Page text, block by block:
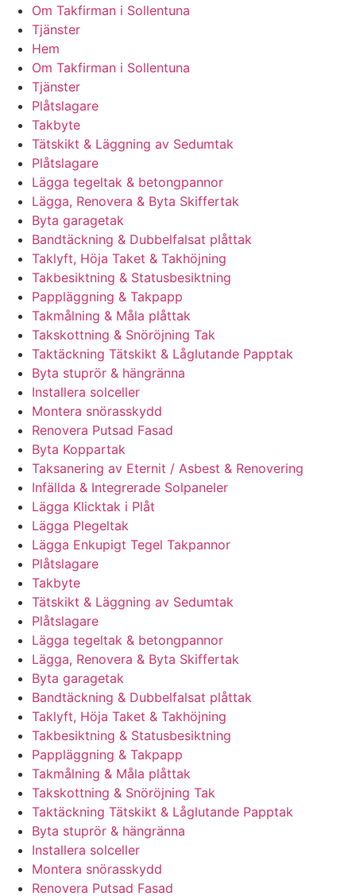
Om Takfirman i Sollentuna
Tjänster
Hem
Om Takfirman i Sollentuna
Tjänster
Plåtslagare
Takbyte
Tätskikt & Läggning av Sedumtak
Plåtslagare
Lägga tegeltak & betongpannor
Lägga, Renovera & Byta Skiffertak
Byta garagetak
Bandtäckning & Dubbelfalsat plåttak
Taklyft, Höja Taket & Takhöjning
Takbesiktning & Statusbesiktning
Pappläggning & Takpapp
Takmålning & Måla plåttak
Takskottning & Snöröjning Tak
Taktäckning Tätskikt & Låglutande Papptak
Byta stuprör & hängränna
Installera solceller
Montera snörasskydd
Renovera Putsad Fasad
Byta Koppartak
Taksanering av Eternit / Asbest & Renovering
Infällda & Integrerade Solpaneler
Lägga Klicktak i Plåt
Lägga Plegeltak
Lägga Enkupigt Tegel Takpannor
Plåtslagare
Takbyte
Tätskikt & Läggning av Sedumtak
Plåtslagare
Lägga tegeltak & betongpannor
Lägga, Renovera & Byta Skiffertak
Byta garagetak
Bandtäckning & Dubbelfalsat plåttak
Taklyft, Höja Taket & Takhöjning
Takbesiktning & Statusbesiktning
Pappläggning & Takpapp
Takmålning & Måla plåttak
Takskottning & Snöröjning Tak
Taktäckning Tätskikt & Låglutande Papptak
Byta stuprör & hängränna
Installera solceller
Montera snörasskydd
Renovera Putsad Fasad